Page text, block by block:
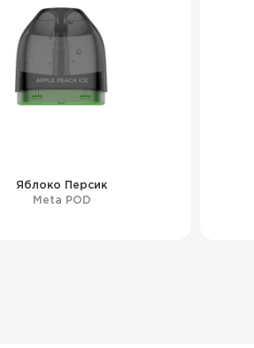
Яблоко Персик
Meta POD